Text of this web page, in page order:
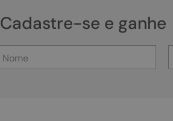
Cadastre-se e ganhe